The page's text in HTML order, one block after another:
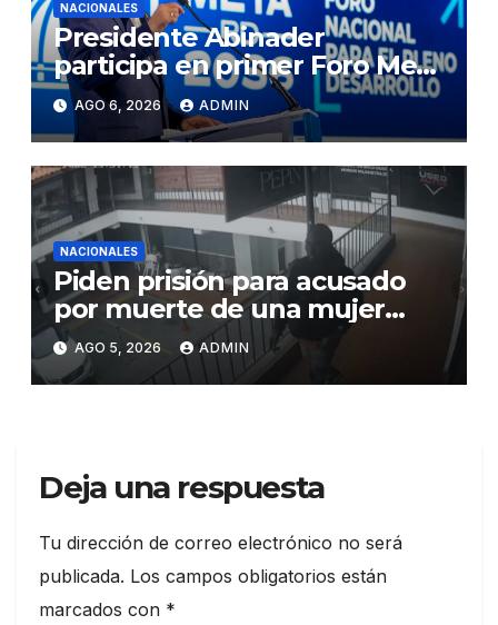
NACIONALES
Presidente Abinader
participa en primer Foro Meta
RD 2036 con miras a impulsar
el crecimiento económico,
fortalecer las instituciones y
elevar la productividad
AGO 6, 2026 ADMIN
NACIONALES
Piden prisión para acusado
por muerte de una mujer
durante intento de robo en
plaza comercial en Piantini
AGO 5, 2026 ADMIN
Deja una respuesta
Tu dirección de correo electrónico no será
publicada. Los campos obligatorios están
marcados con *